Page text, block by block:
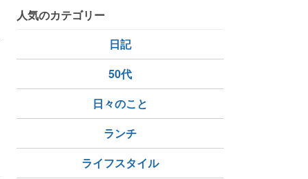
人気のカテゴリー
日記
50代
日々のこと
ランチ
ライフスタイル